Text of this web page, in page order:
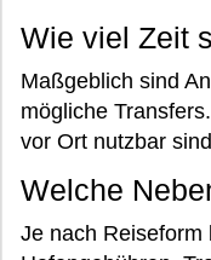
Wie viel Zeit
Maßgeblich sind
mögliche
vor Ort nutzbar
Welche
Je nach Reiseform